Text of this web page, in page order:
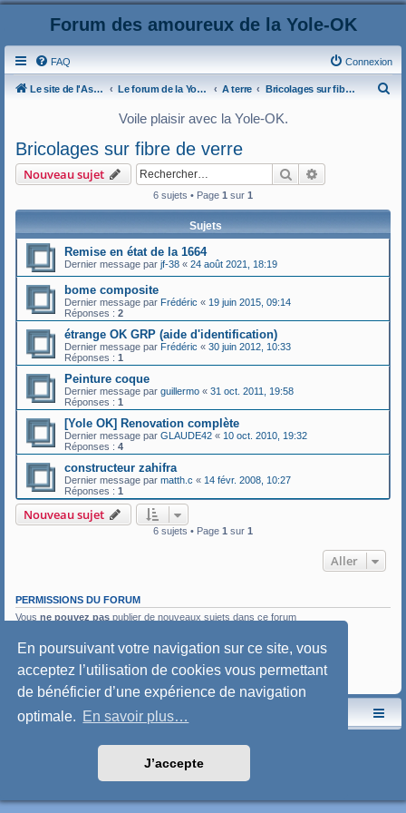
En poursuivant votre navigation sur ce site, vous
acceptez l’utilisation de cookies vous permettant
de bénéficier d’une expérience de navigation
optimale. En savoir plus…
J’accepte
Forum des amoureux de la Yole-OK
FAQ Connexion
Le site de l'AspryOK Le forum de la Yole-OK A terre Bricolages sur fibre de verre
Voile plaisir avec la Yole-OK.
Bricolages sur fibre de verre
Nouveau sujet Rechercher
6 sujets • Page 1 sur 1
Sujets
Remise en état de la 1664
Dernier message par jf-38 « 24 août 2021, 18:19
bome composite
Dernier message par Frédéric « 19 juin 2015, 09:14
Réponses : 2
étrange OK GRP (aide d'identification)
Dernier message par Frédéric « 30 juin 2012, 10:33
Réponses : 1
Peinture coque
Dernier message par guillermo « 31 oct. 2011, 19:58
Réponses : 1
[Yole OK] Renovation complète
Dernier message par GLAUDE42 « 10 oct. 2010, 19:32
Réponses : 4
constructeur zahifra
Dernier message par matth.c « 14 févr. 2008, 10:27
Réponses : 1
Nouveau sujet
6 sujets • Page 1 sur 1
Aller
PERMISSIONS DU FORUM
Vous ne pouvez pas publier de nouveaux sujets dans ce forum
Vous
ne pouvez pas
modifier vos messages dans ce forum
Vous ne pouvez passupprimer vos messages dans ce forum
Vousne pouvez pastransférer de pièces jointes dans ce forum
Le site de l'AspryOK Le forum de la Yole-OK
Style: SoftBlue by Joyce&Luna
Confidentialité|Conditions